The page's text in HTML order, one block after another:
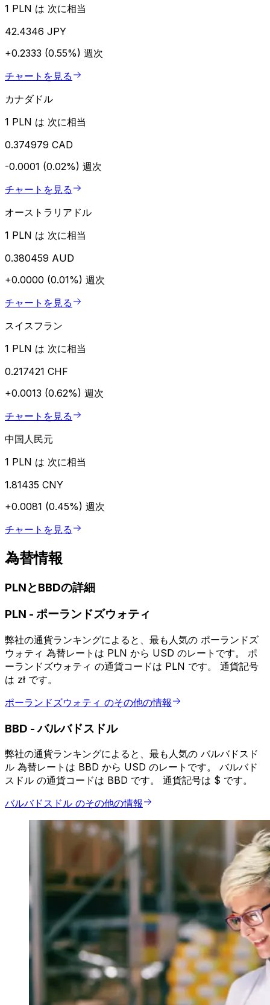
1 PLN は 次に相当
42.4346 JPY
+0.2333 (0.55%) 週次
チャートを見る
カナダドル
1 PLN は 次に相当
0.374979 CAD
-0.0001 (0.02%) 週次
チャートを見る
オーストラリアドル
1 PLN は 次に相当
0.380459 AUD
+0.0000 (0.01%) 週次
チャートを見る
スイスフラン
1 PLN は 次に相当
0.217421 CHF
+0.0013 (0.62%) 週次
チャートを見る
中国人民元
1 PLN は 次に相当
1.81435 CNY
+0.0081 (0.45%) 週次
チャートを見る
為替情報
PLNとBBDの詳細
PLN - ポーランドズウォティ
弊社の通貨ランキングによると、最も人気の ポーランドズ
ウォティ 為替レートは PLN から USD のレートです。 ポ
ーランドズウォティ の通貨コードは PLN です。 通貨記号
は zł です。
ポーランドズウォティ のその他の情報
BBD -バルバドスドル
弊社の通貨ランキングによると、最も人気の バルバドスド
ル 為替レートは BBD から USD のレートです。 バルバド
スドル の通貨コードは BBD です。 通貨記号は $ です。
バルバドスドル のその他の情報